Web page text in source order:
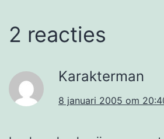
2 reacties
Karakterman
8 januari 2005 om